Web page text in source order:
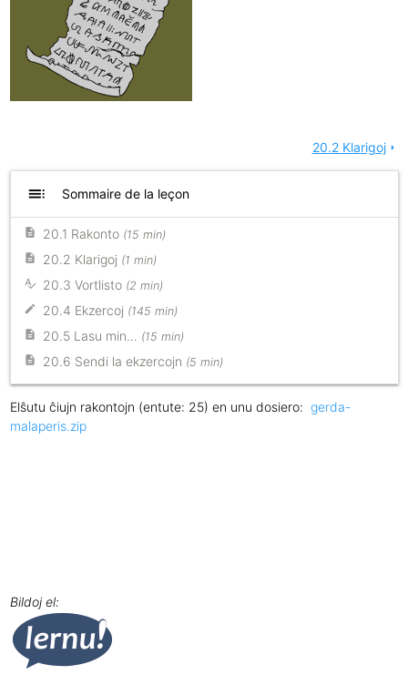
20.2 Klarigojarrow_right
toc Sommaire de la leçon
20.1 Rakonto (15 min)
20.2 Klarigoj (1 min)
20.3 Vortlisto (2 min)
20.4 Ekzercoj (145 min)
20.5 Lasu min… (15 min)
20.6 Sendi la ekzercojn (5 min)
Elŝutu ĉiujn rakontojn (entute: 25) en unu dosiero: gerda-
malaperis.zip
Bildoj el: